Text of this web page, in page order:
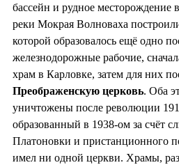
бассейн и рудное месторождение
реки Мокрая Волноваха
которой образовалось ещё одно
железнодорожные рабочие,
храм в Карловке, затем для них
Преображенскую церковь. Оба
уничтожены после революции
образованный в 1938-ом за счёт
Платоновки и пристанционного
имел ни одной церкви. Храмы,